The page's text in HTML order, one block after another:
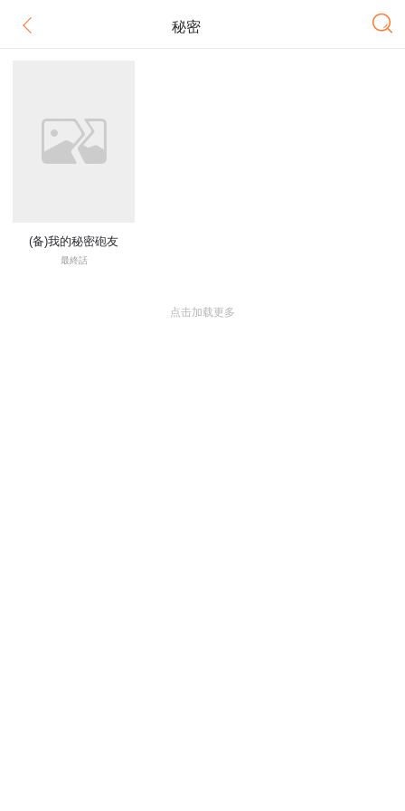
秘密
(备)我的秘密砲友
最終話
点击加载更多